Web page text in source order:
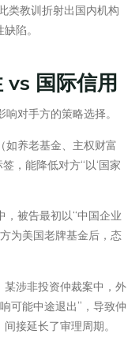
类教训折射出国内机构
陷。
vs 国际信用
对手方的策略选择。
如养老基金、主权财富
，能降低对方“以‘国家
，被告最初以“中国企业
为美国老牌基金后，态
某涉非投资仲裁案中，外
可能中途退出”，导致仲
接延长了审理周期。